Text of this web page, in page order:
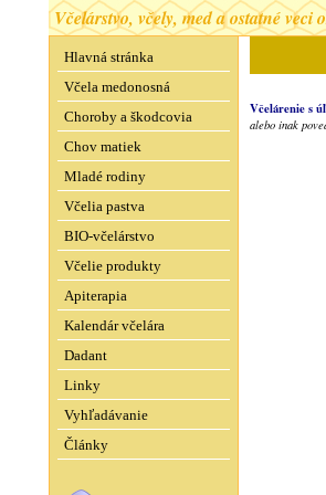
Včelárstvo, včely, med a ostatné veci
Hlavná stránka
Včela medonosná
Choroby a škodcovia
Chov matiek
Mladé rodiny
Včelia pastva
BIO-včelárstvo
Včelie produkty
Apiterapia
Kalendár včelára
Dadant
Linky
Vyhľadávanie
Články
Včelárenie s
alebo inak